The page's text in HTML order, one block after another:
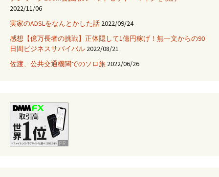
2022/11/06
実家のADSLをなんとかした話 2022/09/24
感想【億万長者の挑戦】正体隠して1億円稼げ！無一文からの90
日間ビジネスサバイバル 2022/08/21
佐渡、公共交通機関でのソロ旅 2022/06/26